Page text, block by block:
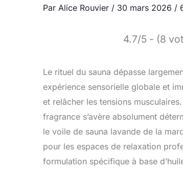
Par Alice Rouvier / 30 mars 2026 /
4.7/5 - (8
Le rituel du sauna dépasse
expérience sensorielle globale et
et relâcher les tensions
fragrance s’avère absolument
le voile de sauna lavande de la
pour les espaces de relaxation
formulation spécifique à base